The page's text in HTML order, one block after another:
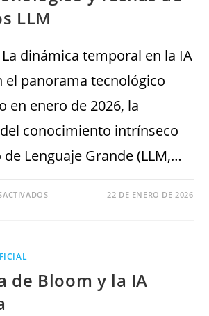
LLM
dinámica temporal en la IA
el panorama tecnológico
en enero de 2026, la
conocimiento intrínseco
Lenguaje Grande (LLM,…
22 DE ENERO DE 2026
de Bloom y la IA